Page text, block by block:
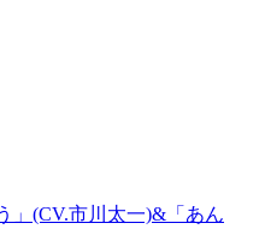
」(CV.市川太一)&「あん